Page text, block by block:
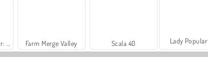
Farm Merge Valley Scala 40 Lady Popular